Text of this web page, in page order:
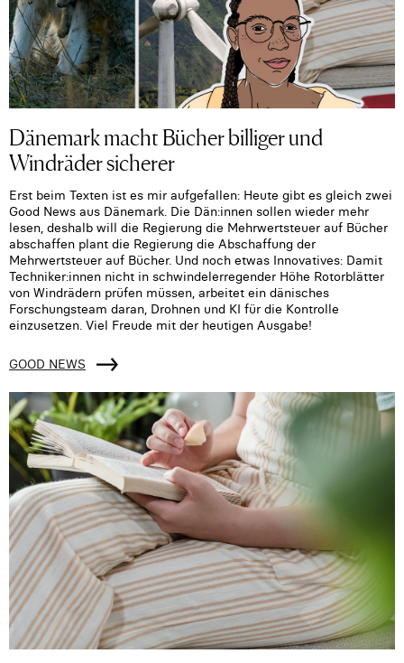
Dänemark macht Bücher billiger und
Windräder sicherer
Erst beim Texten ist es mir aufgefallen: Heute gibt es gleich zwei
Good News aus Dänemark. Die Dän:innen sollen wieder mehr
lesen, deshalb will die Regierung die Mehrwertsteuer auf Bücher
abschaffen plant die Regierung die Abschaffung der
Mehrwertsteuer auf Bücher. Und noch etwas Innovatives: Damit
Techniker:innen nicht in schwindelerregender Höhe Rotorblätter
von Windrädern prüfen müssen, arbeitet ein dänisches
Forschungsteam daran, Drohnen und KI für die Kontrolle
einzusetzen. Viel Freude mit der heutigen Ausgabe!
GOOD NEWS